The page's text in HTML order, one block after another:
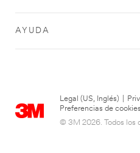
AYUDA
Legal (US, Inglés)
Preferencias de cookies
© 3M 2026. Todos los